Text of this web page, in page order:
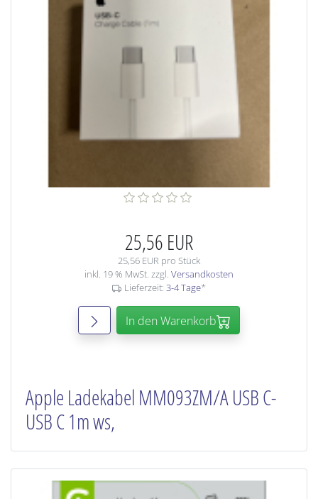
25,56 EUR
25,56 EUR pro Stück
inkl. 19 % MwSt. zzgl. Versandkosten
Lieferzeit: 3-4 Tage*
In den Warenkorb
Apple Ladekabel MM093ZM/A USB C-
USB C 1m ws,